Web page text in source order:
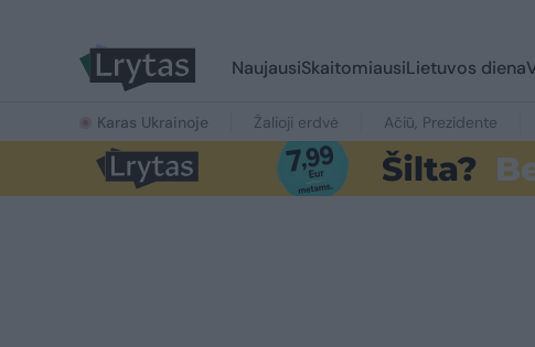
NaujausiSkaitomiausiLietuvos diena
Karas Ukrainoje Žalioji erdvė Ačiū, Prezidente